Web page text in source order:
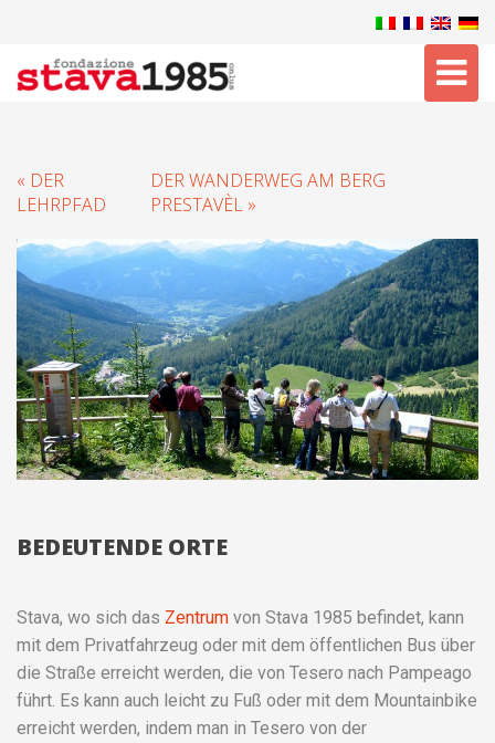
« DER
LEHRPFAD
DER WANDERWEG AM BERG
PRESTAVÈL »
BEDEUTENDE ORTE
Stava, wo sich das Zentrum von Stava 1985 befindet, kann
mit dem Privatfahrzeug oder mit dem öffentlichen Bus über
die Straße erreicht werden, die von Tesero nach Pampeago
führt. Es kann auch leicht zu Fuß oder mit dem Mountainbike
erreicht werden, indem man in Tesero von der